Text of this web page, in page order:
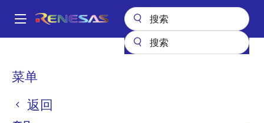
到
Main
菜单
返回
面
屑
多端口存储器 异步双端口 RAM
7016